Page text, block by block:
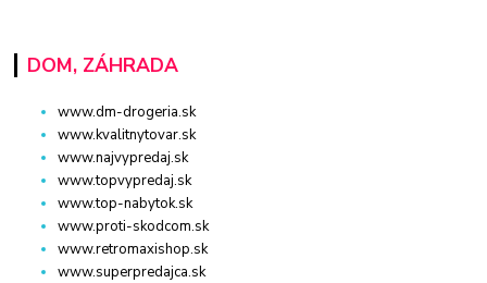
DOM, ZÁHRADA
www.dm-drogeria.sk
www.kvalitnytovar.sk
www.najvypredaj.sk
www.topvypredaj.sk
www.top-nabytok.sk
www.proti-skodcom.sk
www.retromaxishop.sk
www.superpredajca.sk